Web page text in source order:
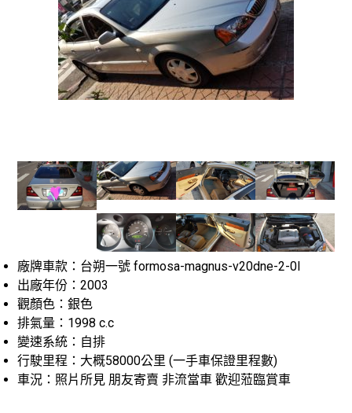
廠牌車款：台朔一號 formosa-magnus-v20dne-2-0l
出廠年份：2003
觀顏色：銀色
排氣量：1998 c.c
變速系統：自排
行駛里程：大概58000公里 (一手車保證里程數)
車況：照片所見 朋友寄賣 非流當車 歡迎蒞臨賞車